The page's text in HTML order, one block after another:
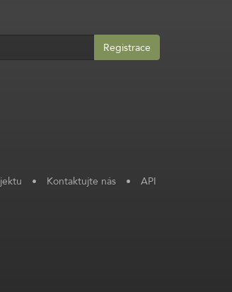
Registrace
• Kontaktujte nás • API